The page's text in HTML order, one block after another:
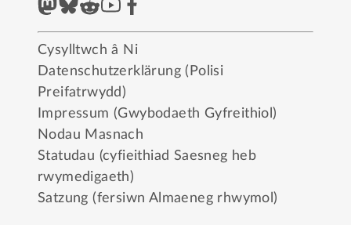
Cysylltwch â Ni
Datenschutzerklärung (Polisi
Preifatrwydd)
Impressum (Gwybodaeth Gyfreithiol)
Nodau Masnach
Statudau (cyfieithiad Saesneg heb
rwymedigaeth)
Satzung (fersiwn Almaeneg rhwymol)